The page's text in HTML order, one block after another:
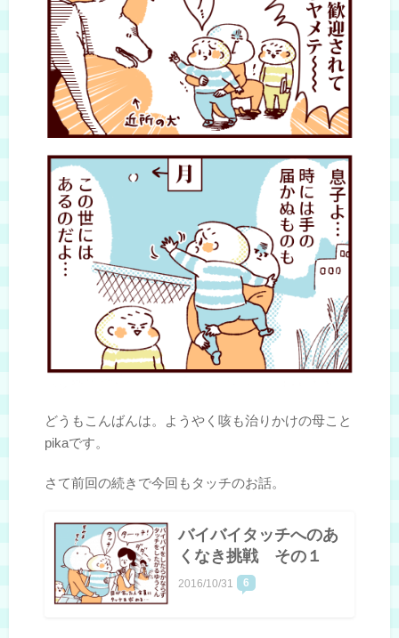
どうもこんばんは。ようやく咳も治りかけの母こと
pikaです。
さて前回の続きで今回もタッチのお話。
バイバイタッチへのあ
くなき挑戦 その１
2016/10/31 6